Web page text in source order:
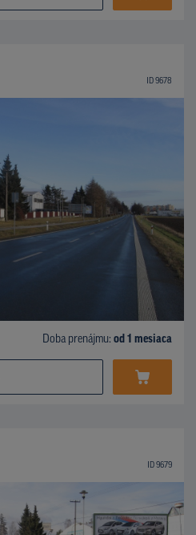
ID 9678
Doba prenájmu: od 1 mesiaca
ID 9679